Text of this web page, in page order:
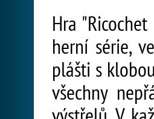
Hra
herní série,
plášti s
všechny